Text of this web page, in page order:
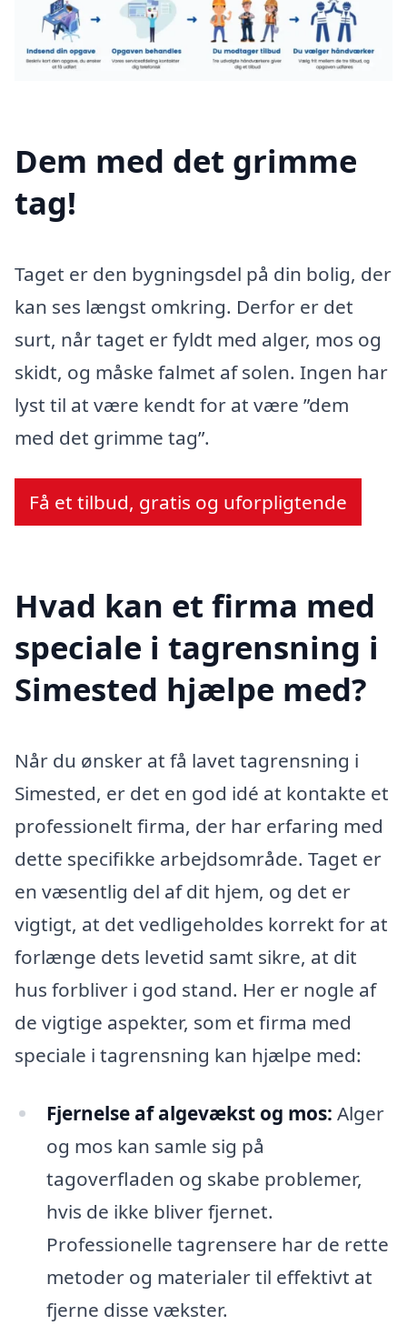
Dem med det grimme
tag!
Taget er den bygningsdel på din bolig, der
kan ses længst omkring. Derfor er det
surt, når taget er fyldt med alger, mos og
skidt, og måske falmet af solen. Ingen har
lyst til at være kendt for at være ”dem
med det grimme tag”.
Få et tilbud, gratis og uforpligtende
Hvad kan et firma med
speciale i tagrensning i
Simested hjælpe med?
Når du ønsker at få lavet tagrensning i
Simested, er det en god idé at kontakte et
professionelt firma, der har erfaring med
dette specifikke arbejdsområde. Taget er
en væsentlig del af dit hjem, og det er
vigtigt, at det vedligeholdes korrekt for at
forlænge dets levetid samt sikre, at dit
hus forbliver i god stand. Her er nogle af
de vigtige aspekter, som et firma med
speciale i tagrensning kan hjælpe med:
Fjernelse af algevækst og mos: Alger
og mos kan samle sig på
tagoverfladen og skabe problemer,
hvis de ikke bliver fjernet.
Professionelle tagrensere har de rette
metoder og materialer til effektivt at
fjerne disse vækster.